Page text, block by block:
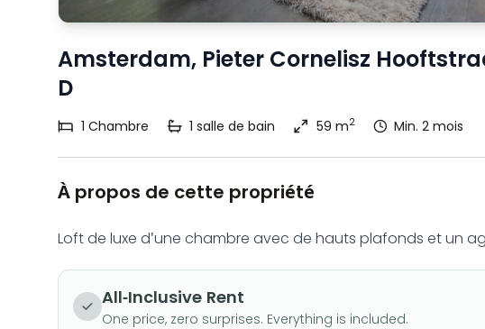
Amsterdam, Pieter Cornelisz
D
1 Chambre 1 salle de bain 59 m2 Min. 2 mois
À propos de cette propriété
Loft de luxe d'une chambre avec de hauts plafonds et un
All-Inclusive Rent
One price, zero surprises. Everything is included.